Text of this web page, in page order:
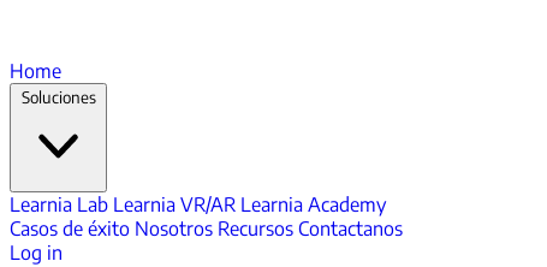
Home
Soluciones
Learnia Lab Learnia VR/AR Learnia Academy
Casos de éxito Nosotros Recursos Contactanos
Log in